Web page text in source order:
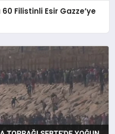
60 Filistinli Esir Gazze’ye